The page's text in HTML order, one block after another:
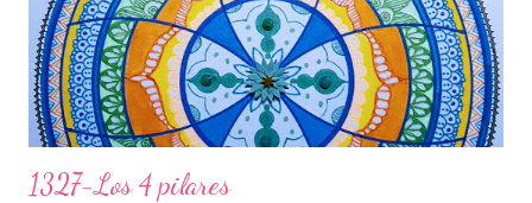
1327-Los 4 pilares